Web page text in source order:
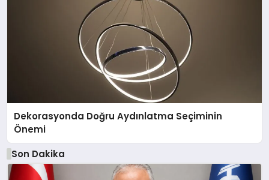
Dekorasyonda Doğru Aydınlatma Seçiminin
Önemi
Son Dakika